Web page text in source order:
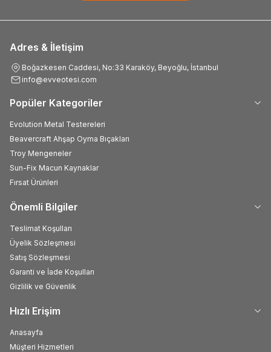
Adres & İletişim
Boğazkesen Caddesi, No:33 Karaköy, Beyoğlu, İstanbul
info@evveotesi.com
Popüler Kategoriler
Evolution Metal Testereleri
Beavercraft Ahşap Oyma Bıçakları
Troy Mengeneler
Sun-Fix Macun Kaynaklar
Fırsat Ürünleri
Önemli Bilgiler
Teslimat Koşulları
Üyelik Sözleşmesi
Satış Sözleşmesi
Garanti ve İade Koşulları
Gizlilik ve Güvenlik
Hızlı Erişim
Anasayfa
Müşteri Hizmetleri